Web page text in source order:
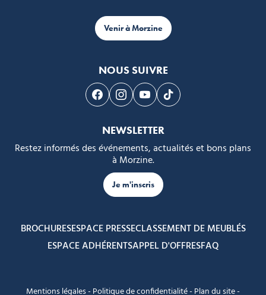
Venir à Morzine
NOUS SUIVRE
Suivez-nous sur Facebook
Suivez-nous sur Instagram
Suivez-nous sur Youtube
Suivez-nous sur
NEWSLETTER
Restez informés des événements, actualités et bons plans
à Morzine.
Je m'inscris
BROCHURESESPACE PRESSECLASSEMENT DE MEUBLÉS
ESPACE ADHÉRENTSAPPEL D'OFFRESFAQ
Mentions légales- Politique de confidentialité- Plan du site-